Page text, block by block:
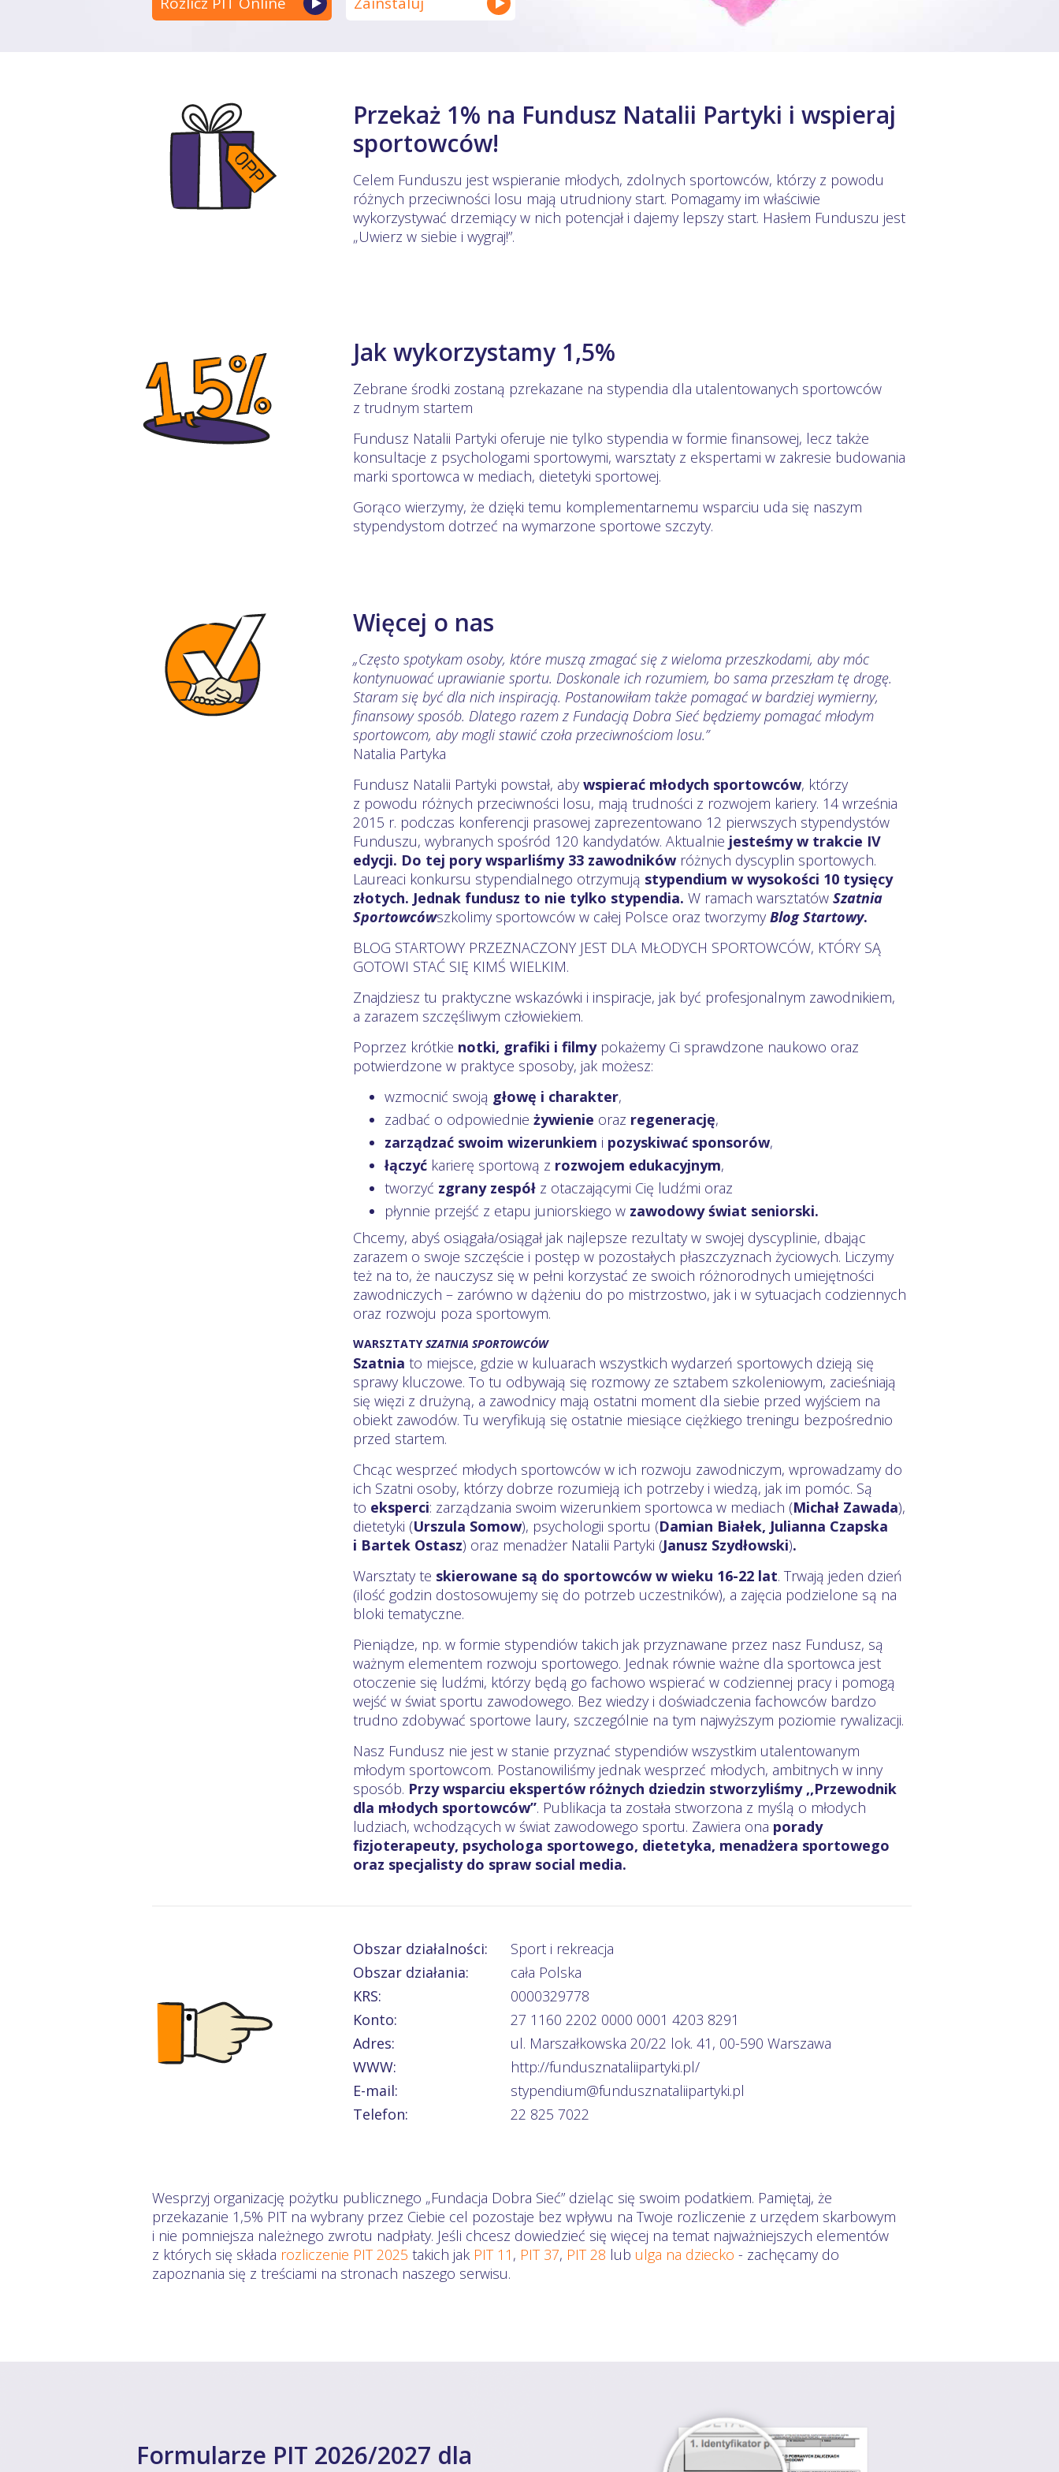
Przekaż 1% na Fundusz Natalii Partyki i wspieraj
sportowców!
Celem Funduszu jest wspieranie młodych, zdolnych sportowców, którzy z powodu
różnych przeciwności losu mają utrudniony start. Pomagamy im właściwie
wykorzystywać drzemiący w nich potencjał i dajemy lepszy start. Hasłem Funduszu jest
„Uwierz w siebie i wygraj!”.
Jak wykorzystamy 1,5%
Zebrane środki zostaną pzrekazane na stypendia dla utalentowanych sportowców
z trudnym startem
Fundusz Natalii Partyki oferuje nie tylko stypendia w formie finansowej, lecz także
konsultacje z psychologami sportowymi, warsztaty z ekspertami w zakresie budowania
marki sportowca w mediach, dietetyki sportowej.
Gorąco wierzymy, że dzięki temu komplementarnemu wsparciu uda się naszym
stypendystom dotrzeć na wymarzone sportowe szczyty.
Więcej o nas
„Często spotykam osoby, które muszą zmagać się z wieloma przeszkodami, aby móc
kontynuować uprawianie sportu. Doskonale ich rozumiem, bo sama przeszłam tę drogę.
Staram się być dla nich inspiracją. Postanowiłam także pomagać w bardziej wymierny,
finansowy sposób. Dlatego razem z Fundacją Dobra Sieć będziemy pomagać młodym
sportowcom, aby mogli stawić czoła przeciwnościom losu.”
Natalia Partyka
Fundusz Natalii Partyki powstał, aby wspierać młodych sportowców, którzy
z powodu różnych przeciwności losu, mają trudności z rozwojem kariery. 14 września
2015 r. podczas konferencji prasowej zaprezentowano 12 pierwszych stypendystów
Funduszu, wybranych spośród 120 kandydatów. Aktualnie jesteśmy w trakcie IV
edycji. Do tej pory wsparliśmy 33 zawodnikówróżnych dyscyplin sportowych.
Laureaci konkursu stypendialnego otrzymują stypendium w wysokości 10 tysięcy
złotych. Jednak fundusz to nie tylko stypendia. W ramach warsztatów Szatnia
Sportowcówszkolimy sportowców w całej Polsce oraz tworzymy Blog Startowy.
BLOG STARTOWY PRZEZNACZONY JEST DLA MŁODYCH SPORTOWCÓW, KTÓRY SĄ
GOTOWI STAĆ SIĘ KIMŚ WIELKIM.
Znajdziesz tu praktyczne wskazówki i inspiracje, jak być profesjonalnym zawodnikiem,
a zarazem szczęśliwym człowiekiem.
Poprzez krótkie notki, grafiki i filmypokażemy Ci sprawdzone naukowo oraz
potwierdzone w praktyce sposoby, jak możesz:
wzmocnić swoją głowę i charakter,
zadbać o odpowiednie żywienie oraz regenerację,
zarządzać swoim wizerunkiem i pozyskiwać sponsorów,
łączyćkarierę sportową z rozwojem edukacyjnym,
tworzyć zgrany zespółz otaczającymi Cię ludźmi oraz
płynnie przejść z etapu juniorskiego w zawodowy świat seniorski.
Chcemy, abyś osiągała/osiągał jak najlepsze rezultaty w swojej dyscyplinie, dbając
zarazem o swoje szczęście i postęp w pozostałych płaszczyznach życiowych. Liczymy
też na to, że nauczysz się w pełni korzystać ze swoich różnorodnych umiejętności
zawodniczych – zarówno w dążeniu do po mistrzostwo, jak i w sytuacjach codziennych
oraz rozwoju poza sportowym.
WARSZTATYSZATNIA SPORTOWCÓW
Szatnia to miejsce, gdzie w kuluarach wszystkich wydarzeń sportowych dzieją się
sprawy kluczowe. To tu odbywają się rozmowy ze sztabem szkoleniowym, zacieśniają
się więzi z drużyną, a zawodnicy mają ostatni moment dla siebie przed wyjściem na
obiekt zawodów. Tu weryfikują się ostatnie miesiące ciężkiego treningu bezpośrednio
przed startem.
Chcąc wesprzeć młodych sportowców w ich rozwoju zawodniczym, wprowadzamy do
ich Szatni osoby, którzy dobrze rozumieją ich potrzeby i wiedzą, jak im pomóc. Są
to eksperci: zarządzania swoim wizerunkiem sportowca w mediach (Michał Zawada),
dietetyki (Urszula Somow), psychologii sportu (Damian Białek, Julianna Czapska
i Bartek Ostasz) oraz menadżer Natalii Partyki (Janusz Szydłowski).
Warsztaty te skierowane są do sportowców w wieku 16-22 lat. Trwają jeden dzień
(ilość godzin dostosowujemy się do potrzeb uczestników), a zajęcia podzielone są na
bloki tematyczne.
Pieniądze, np. w formie stypendiów takich jak przyznawane przez nasz Fundusz, są
ważnym elementem rozwoju sportowego. Jednak równie ważne dla sportowca jest
otoczenie się ludźmi, którzy będą go fachowo wspierać w codziennej pracy i pomogą
wejść w świat sportu zawodowego. Bez wiedzy i doświadczenia fachowców bardzo
trudno zdobywać sportowe laury, szczególnie na tym najwyższym poziomie rywalizacji.
Nasz Fundusz nie jest w stanie przyznać stypendiów wszystkim utalentowanym
młodym sportowcom. Postanowiliśmy jednak wesprzeć młodych, ambitnych w inny
sposób. Przy wsparciu ekspertów różnych dziedzin stworzyliśmy ,,Przewodnik
dla młodych sportowców’’. Publikacja ta została stworzona z myślą o młodych
ludziach, wchodzących w świat zawodowego sportu. Zawiera ona porady
fizjoterapeuty, psychologa sportowego, dietetyka, menadżera sportowego
oraz specjalisty do spraw social media.
Obszar działalności:
Sport i rekreacja
Obszar działania:
cała Polska
KRS:
0000329778
Konto:
27 1160 2202 0000 0001 4203 8291
Adres:
ul. Marszałkowska 20/22 lok. 41, 00-590 Warszawa
WWW:
http://fundusznataliipartyki.pl/
E-mail:
stypendium@fundusznataliipartyki.pl
Telefon:
22 825 7022
Wesprzyj organizację pożytku publicznego „Fundacja Dobra Sieć” dzieląc się swoim podatkiem. Pamiętaj, że
przekazanie 1,5% PIT na wybrany przez Ciebie cel pozostaje bez wpływu na Twoje rozliczenie z urzędem skarbowym
i nie pomniejsza należnego zwrotu nadpłaty. Jeśli chcesz dowiedzieć się więcej na temat najważniejszych elementów
z których się składa rozliczenie PIT 2025 takich jak PIT 11 , PIT 37, PIT 28 lub ulga na dziecko - zachęcamy do
zapoznania się z treściami na stronach naszego serwisu.
Formularze PIT 2026/2027 dla